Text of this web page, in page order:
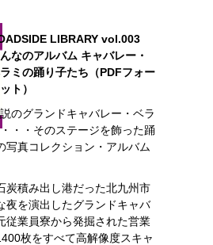
LIBRARY vol.003
なのアルバム キャバレー・
ミの踊り子たち（PDFフォー
ト）
のグランドキャバレー・ベラ
・・そのステージを飾った踊
写真コレクション・アルバム
炭積み出し港だった北九州市
夜を演出したグランドキャバ
従業員寮から発掘された営業
枚をすべて高解像度スキャ